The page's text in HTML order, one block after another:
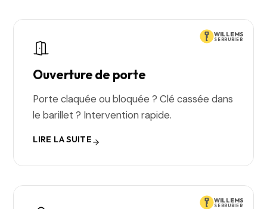
WILLEMS
SERRURIER
Ouverture de porte
Porte claquée ou bloquée ? Clé cassée dans
le barillet ? Intervention rapide.
LIRE LA SUITE
WILLEMS
SERRURIER